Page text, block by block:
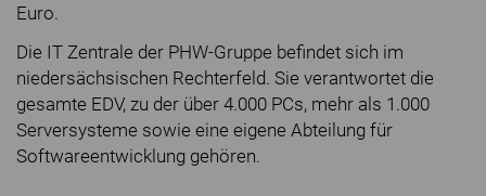
Euro.
Die IT Zentrale der PHW-Gruppe befindet sich im
niedersächsischen Rechterfeld. Sie verantwortet die
gesamte EDV, zu der über 4.000 PCs, mehr als 1.000
Serversysteme sowie eine eigene Abteilung für
Softwareentwicklung gehören.